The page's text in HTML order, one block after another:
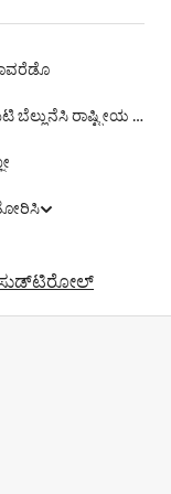
ಡೋಲೋಮಿಟಿ ಬೆಲ್ಲುನೆಸಿ ರಾಷ್ಟ್ರೀಯ ಉದ್ಯಾನ
ತೋರಿಸಿ